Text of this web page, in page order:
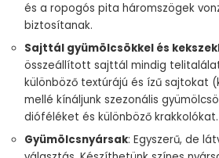
és a ropogós pita háromszögek
biztosítanak.
Sajttál gyümölcsökkel és
összeállított sajttál mindig
különböző textúrájú és ízű sajtokat
mellé kínáljunk szezonális
dióféléket és különböző krakkolókat.
Gyümölcsnyársak: Egyszerű, de